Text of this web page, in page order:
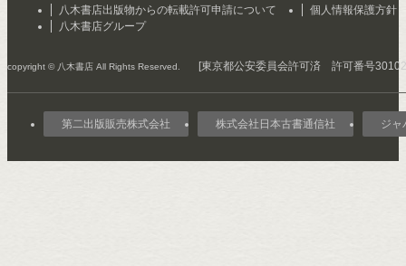
八木書店出版物からの転載許可申請について
個人情報保護方針
八木書店グループ
copyright © 八木書店 All Rights Reserved. [東京都公安委員会許可済 許可番号
第二出版販売株式会社 株式会社日本古書通信社 ジャ